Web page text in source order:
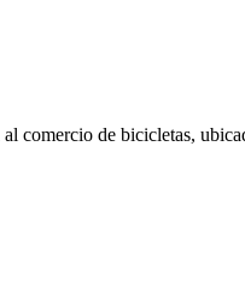
comercio de bicicletas,